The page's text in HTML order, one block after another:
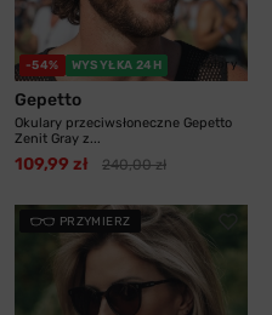
-54% WYSYŁKA 24H 3 kolory
Gepetto
Okulary przeciwsłoneczne Gepetto
Zenit Gray z...
109,99 zł 240,00 zł
PRZYMIERZ